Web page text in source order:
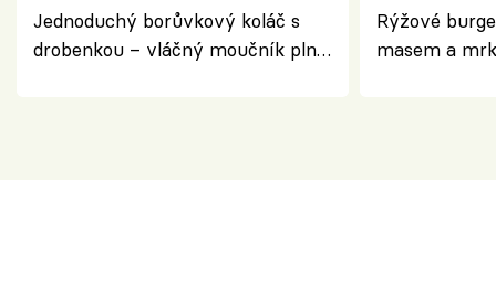
Jednoduchý borůvkový koláč s
drobenkou – vláčný moučník plný
Rýžové
masem a